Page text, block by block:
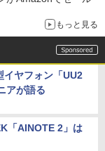
もっと見る
イヤフォン「UU2
アが語る
「AINOTE 2」は